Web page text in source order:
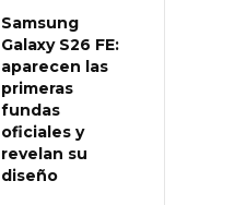
Samsung
Galaxy S26 FE:
aparecen las
primeras
fundas
oficiales y
revelan su
diseño